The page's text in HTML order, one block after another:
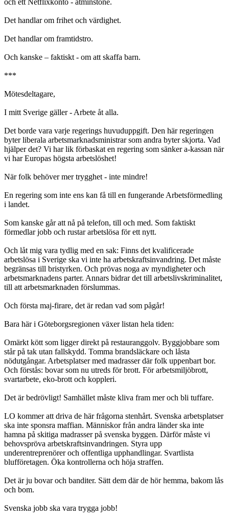
och ett Netflixkonto - åtminstone.
Det handlar om frihet och värdighet.
Det handlar om framtidstro.
Och kanske – faktiskt - om att skaffa barn.
***
Mötesdeltagare,
I mitt Sverige gäller - Arbete åt alla.
Det borde vara varje regerings huvuduppgift. Den här regeringen
byter liberala arbetsmarknadsministrar som andra byter skjorta. Vad
hjälper det? Vi har lik förbaskat en regering som sänker a-kassan när
vi har Europas högsta arbetslöshet!
När folk behöver mer trygghet - inte mindre!
En regering som inte ens kan få till en fungerande Arbetsförmedling
i landet.
Som kanske går att nå på telefon, till och med. Som faktiskt
förmedlar jobb och rustar arbetslösa för ett nytt.
Och låt mig vara tydlig med en sak: Finns det kvalificerade
arbetslösa i Sverige ska vi inte ha arbetskraftsinvandring. Det måste
begränsas till bristyrken. Och prövas noga av myndigheter och
arbetsmarknadens parter. Annars bidrar det till arbetslivskriminalitet,
till att arbetsmarknaden förslummas.
Och första maj-firare, det är redan vad som pågår!
Bara här i Göteborgsregionen växer listan hela tiden:
Omärkt kött som ligger direkt på restauranggolv. Byggjobbare som
står på tak utan fallskydd. Tomma brandsläckare och låsta
nödutgångar. Arbetsplatser med madrasser där folk uppenbart bor.
Och förstås: bovar som nu utreds för brott. För arbetsmiljöbrott,
svartarbete, eko-brott och koppleri.
Det är bedrövligt! Samhället måste kliva fram mer och bli tuffare.
LO kommer att driva de här frågorna stenhårt. Svenska arbetsplatser
ska inte sponsra maffian. Människor från andra länder ska inte
hamna på skitiga madrasser på svenska byggen. Därför måste vi
behovspröva arbetskraftsinvandringen. Styra upp
underentreprenörer och offentliga upphandlingar. Svartlista
blufföretagen. Öka kontrollerna och höja straffen.
Det är ju bovar och banditer. Sätt dem där de hör hemma, bakom lås
och bom.
Svenska jobb ska vara trygga jobb!